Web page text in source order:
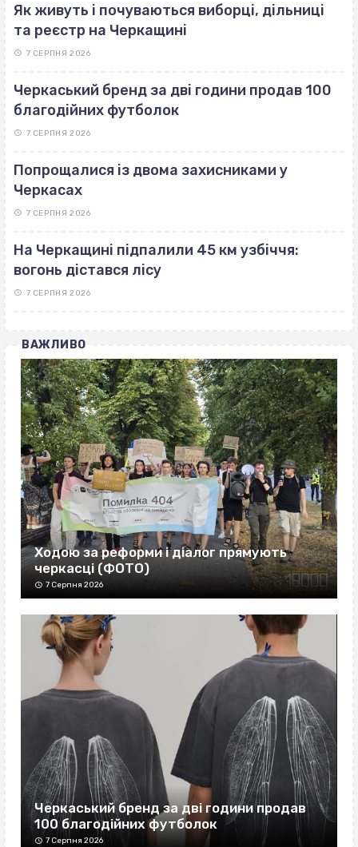
Як живуть і почуваються виборці, дільниці
та реєстр на Черкащині
7 СЕРПНЯ 2026
Черкаський бренд за дві години продав 100
благодійних футболок
7 СЕРПНЯ 2026
Попрощалися із двома захисниками у
Черкасах
7 СЕРПНЯ 2026
На Черкащині підпалили 45 км узбіччя:
вогонь дістався лісу
7 СЕРПНЯ 2026
ВАЖЛИВО
Ходою за реформи і діалог прямують
черкасці (ФОТО)
7 Серпня 2026
Черкаський бренд за дві години продав
100 благодійних футболок
7 Серпня 2026